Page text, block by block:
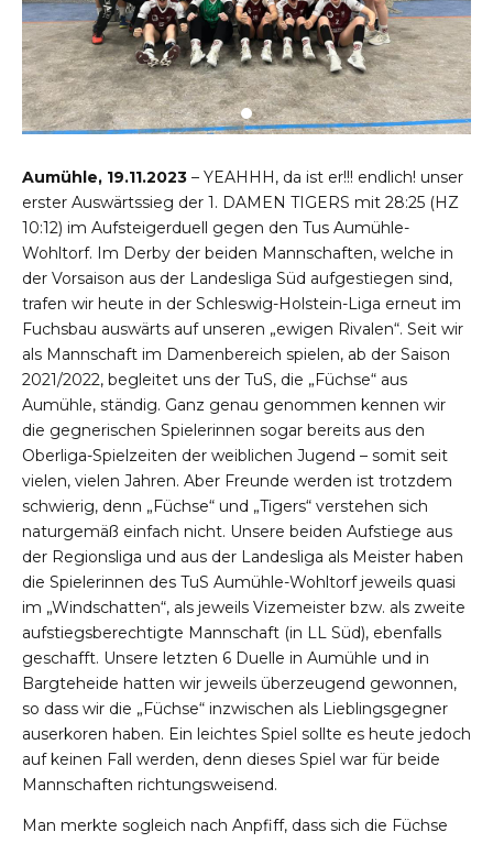
Aumühle, 19.11.2023 – YEAHHH, da ist er!!! endlich! unser
erster Auswärtssieg der 1. DAMEN TIGERS mit 28:25 (HZ
10:12) im Aufsteigerduell gegen den Tus Aumühle-
Wohltorf. Im Derby der beiden Mannschaften, welche in
der Vorsaison aus der Landesliga Süd aufgestiegen sind,
trafen wir heute in der Schleswig-Holstein-Liga erneut im
Fuchsbau auswärts auf unseren „ewigen Rivalen“. Seit wir
als Mannschaft im Damenbereich spielen, ab der Saison
2021/2022, begleitet uns der TuS, die „Füchse“ aus
Aumühle, ständig. Ganz genau genommen kennen wir
die gegnerischen Spielerinnen sogar bereits aus den
Oberliga-Spielzeiten der weiblichen Jugend – somit seit
vielen, vielen Jahren. Aber Freunde werden ist trotzdem
schwierig, denn „Füchse“ und „Tigers“ verstehen sich
naturgemäß einfach nicht. Unsere beiden Aufstiege aus
der Regionsliga und aus der Landesliga als Meister haben
die Spielerinnen des TuS Aumühle-Wohltorf jeweils quasi
im „Windschatten“, als jeweils Vizemeister bzw. als zweite
aufstiegsberechtigte Mannschaft (in LL Süd), ebenfalls
geschafft. Unsere letzten 6 Duelle in Aumühle und in
Bargteheide hatten wir jeweils überzeugend gewonnen,
so dass wir die „Füchse“ inzwischen als Lieblingsgegner
auserkoren haben. Ein leichtes Spiel sollte es heute jedoch
auf keinen Fall werden, denn dieses Spiel war für beide
Mannschaften richtungsweisend.
Man merkte sogleich nach Anpfiff, dass sich die Füchse